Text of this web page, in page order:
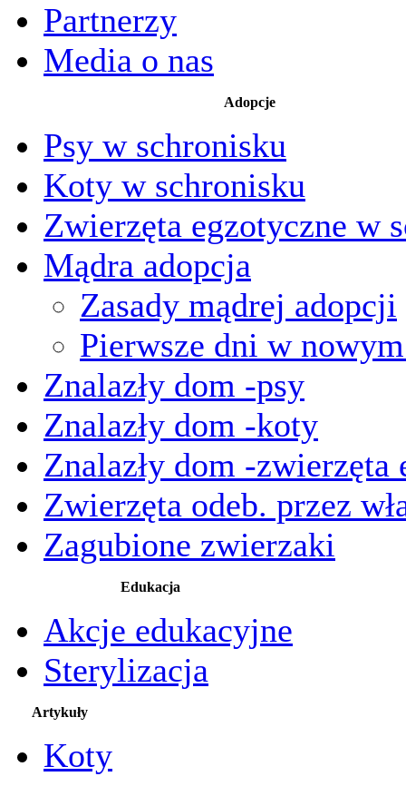
Partnerzy
Media o nas
Adopcje
Psy w schronisku
Koty w schronisku
Zwierzęta egzotyczne w
Mądra adopcja
Zasady mądrej adopcji
Pierwsze dni w
Znalazły dom -psy
Znalazły dom -koty
Znalazły dom -zwierzęta
Zwierzęta odeb. przez
Zagubione zwierzaki
Edukacja
Akcje edukacyjne
Sterylizacja
Artykuły
Koty